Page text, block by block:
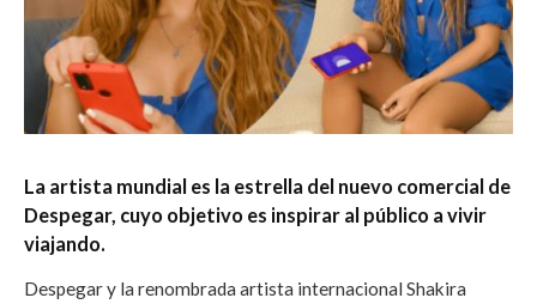
La artista mundial es la estrella del nuevo comercial de
Despegar, cuyo objetivo es inspirar al público a vivir
viajando.
Despegar y la renombrada artista internacional Shakira